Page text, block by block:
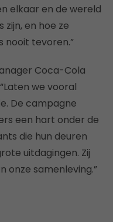
elkaar en de wereld
en hoe ze
nooit tevoren.”
Coca-Cola
we vooral
De campagne
een hart onder de
die hun deuren
uitdagingen. Zij
onze samenleving.”